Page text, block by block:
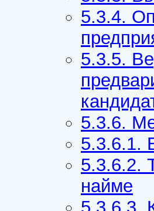
5.3.4.
5.3.5.
5.3.6.
5.3.6.1.
5.3.6.2.
найме